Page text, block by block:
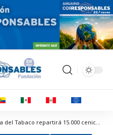
Corresponsables > Noticias > La Mesa del Tabaco repartirá 15.000 ceniceros portátiles durante las fiestas del Orgullo LGTBIQA+ en Madrid